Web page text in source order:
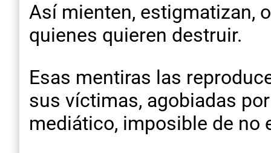
Así mienten, estigmatizan,
quienes quieren destruir.
Esas mentiras las
sus víctimas, agobiadas
mediático, imposible de no